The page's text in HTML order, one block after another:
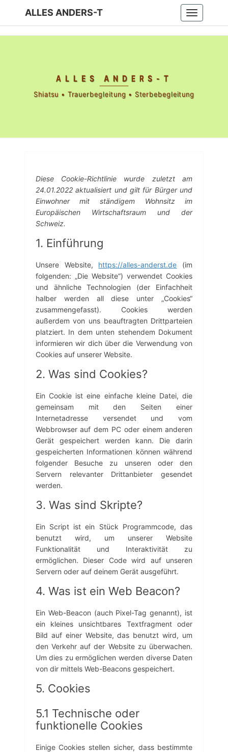
Toggle
navigation
ALLES ANDERS-T
ALLES ANDERS-T
Shiatsu • Trauerbegleitung • Sterbebegleitung
Diese Cookie-Richtlinie wurde zuletzt am
24.01.2022 aktualisiert und gilt für Bürger und
Einwohner mit ständigem Wohnsitz im
Europäischen Wirtschaftsraum und der
Schweiz.
1. Einführung
Unsere Website, https://alles-anderst.de (im
folgenden: „Die Website“) verwendet Cookies
und ähnliche Technologien (der Einfachheit
halber werden all diese unter „Cookies“
zusammengefasst). Cookies werden
außerdem von uns beauftragten Drittparteien
platziert. In dem unten stehendem Dokument
informieren wir dich über die Verwendung von
Cookies auf unserer Website.
2. Was sind Cookies?
Ein Cookie ist eine einfache kleine Datei, die
gemeinsam mit den Seiten einer
Internetadresse versendet und vom
Webbrowser auf dem PC oder einem anderen
Gerät gespeichert werden kann. Die darin
gespeicherten Informationen können während
folgender Besuche zu unseren oder den
Servern relevanter Drittanbieter gesendet
werden.
3. Was sind Skripte?
Ein Script ist ein Stück Programmcode, das
benutzt wird, um unserer Website
Funktionalität und Interaktivität zu
ermöglichen. Dieser Code wird auf unseren
Servern oder auf deinem Gerät ausgeführt.
4. Was ist ein Web Beacon?
Ein Web-Beacon (auch Pixel-Tag genannt), ist
ein kleines unsichtbares Textfragment oder
Bild auf einer Website, das benutzt wird, um
den Verkehr auf der Website zu überwachen.
Um dies zu ermöglichen werden diverse Daten
von dir mittels Web-Beacons gespeichert.
5. Cookies
5.1 Technische oder
funktionelle Cookies
Einige Cookies stellen sicher, dass bestimmte